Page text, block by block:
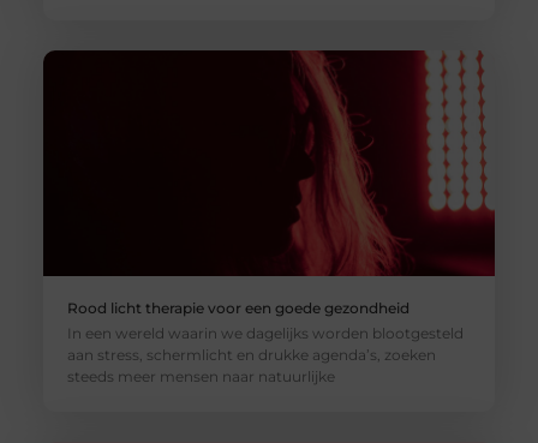
Rood licht therapie voor een goede gezondheid
In een wereld waarin we dagelijks worden blootgesteld
aan stress, schermlicht en drukke agenda’s, zoeken
steeds meer mensen naar natuurlijke